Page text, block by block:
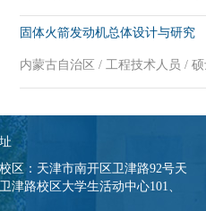
固体火箭发动机总体设计与研究
内蒙古自治区 / 工程技术人员 / 硕
区：天津市南开区卫津路92号天
津路校区大学生活动中心101、